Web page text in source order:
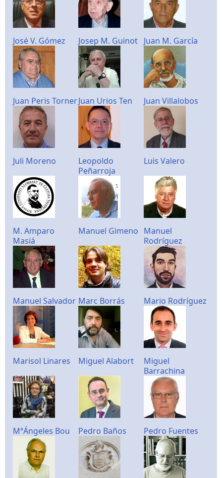
José V. Gómez Josep M. Guinot Juan M. García
Juan Peris TornerJuan Urios Ten Juan Villalobos
Juli Moreno
Leopoldo
Peñarroja
Luis Valero
M. Amparo
Masiá
Manuel Gimeno Manuel
Rodríguez
Manuel Salvador Marc Borrás Mario Rodríguez
Marisol Linares Miguel Alabort
Miguel
Barrachina
MªÁngeles Bou Pedro Baños Pedro Fuentes